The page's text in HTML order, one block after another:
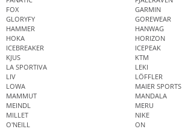
FOX
GARMIN
GLORYFY
GOREWEAR
HAMMER
HANWAG
HOKA
HORIZON
ICEBREAKER
ICEPEAK
KJUS
KTM
LA SPORTIVA
LEKI
LIV
LÖFFLER
LOWA
MAIER SPORTS
MAMMUT
MANDALA
MEINDL
MERU
MILLET
NIKE
O'NEILL
ON